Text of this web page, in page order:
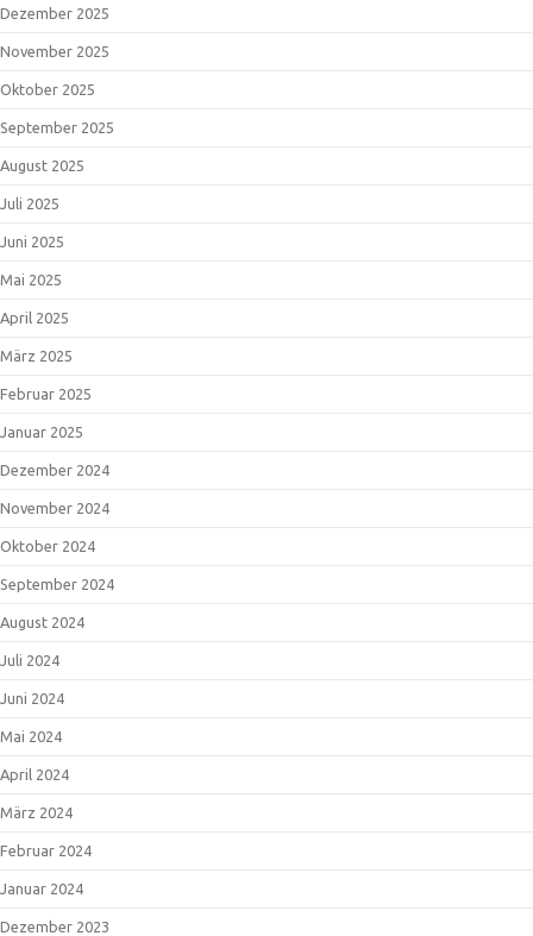
Dezember 2025
November 2025
Oktober 2025
September 2025
August 2025
Juli 2025
Juni 2025
Mai 2025
April 2025
März 2025
Februar 2025
Januar 2025
Dezember 2024
November 2024
Oktober 2024
September 2024
August 2024
Juli 2024
Juni 2024
Mai 2024
April 2024
März 2024
Februar 2024
Januar 2024
Dezember 2023